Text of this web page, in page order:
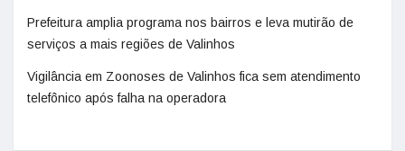
Prefeitura amplia programa nos bairros e leva mutirão de
serviços a mais regiões de Valinhos
Vigilância em Zoonoses de Valinhos fica sem atendimento
telefônico após falha na operadora